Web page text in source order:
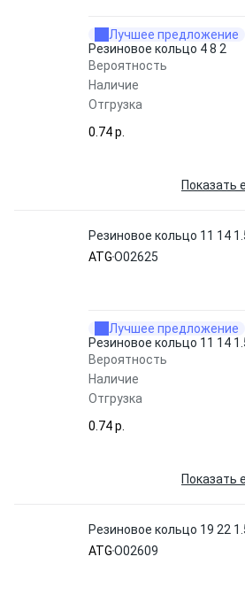
Лучшее предложение
Резиновое кольцо 4 8 2
Вероятность
Наличие
Отгрузка
0.74 p.
Показать
Резиновое кольцо 11 14
ATGO02625
Лучшее предложение
Резиновое кольцо 11 14
Вероятность
Наличие
Отгрузка
0.74 p.
Показать
Резиновое кольцо 19 22
ATGO02609